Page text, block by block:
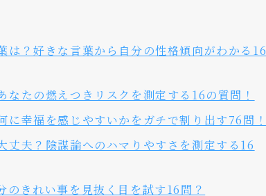
は？好きな言葉から自分の性格傾向がわかる16
なたの燃えつきリスクを測定する16の質問！
に幸福を感じやすいかをガチで割り出す76問！
丈夫？陰謀論へのハマりやすさを測定する16
のきれい事を見抜く目を試す16問？